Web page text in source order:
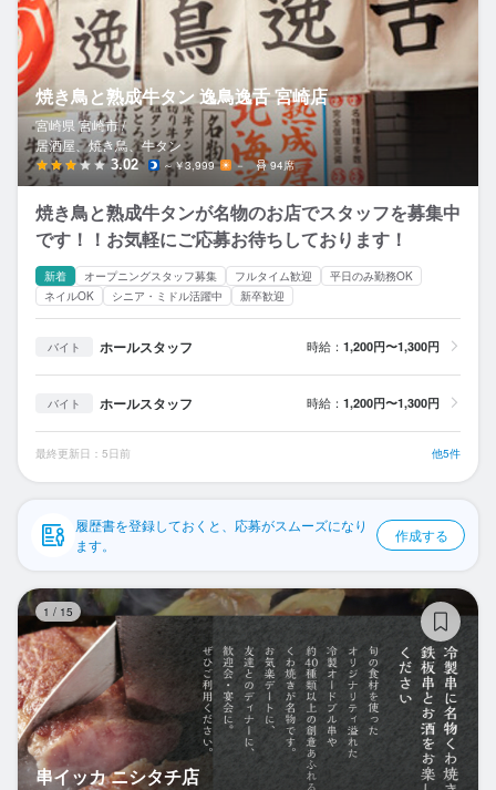
気になる求人
検索履歴・保存した条件
応募履歴
WEB履歴書
スカウト・メルマガ受信設定
ヘルプ・お問い合わせフォーム
掲載をご検討の店舗様へ
食べログ求人PRESS
プライバシーポリシー
利用規約
焼き鳥と熟成牛タン 逸鳥逸舌 宮崎店
宮崎県 宮崎市 /
居酒屋、焼き鳥、牛タン
3.02 ～￥3,999 － 94席
焼き鳥と熟成牛タンが名物のお店でスタッフを募集中
です！！お気軽にご応募お待ちしております！
新着 オープニングスタッフ募集 フルタイム歓迎
平日のみ勤務OK
ネイルOK
シニア・ミドル活躍中 新卒歓迎
バイト ホールスタッフ 時給： 1,200円〜1,300円
バイト ホールスタッフ 時給： 1,200円〜1,300円
最終更新日：5日前 他5件
履歴書を登録しておくと、応募がスムーズになり
ます。
作成する
1 / 15
串イッカ ニシタチ店